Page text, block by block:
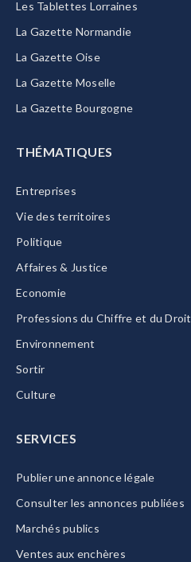
Les Tablettes Lorraines
La Gazette Normandie
La Gazette Oise
La Gazette Moselle
La Gazette Bourgogne
THÉMATIQUES
Entreprises
Vie des territoires
Politique
Affaires & Justice
Economie
Professions du Chiffre et du Droit
Environnement
Sortir
Culture
SERVICES
Publier une annonce légale
Consulter les annonces publiées
Marchés publics
Ventes aux enchères